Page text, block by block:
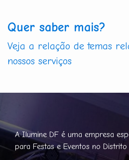
Quer saber mais?
Veja a relação de temas
nossos serviços
A Ilumine DF é uma empresa
para Festas e Eventos no Distrito